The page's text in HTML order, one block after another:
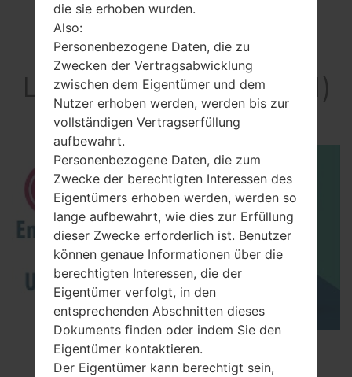
Video
LGX210JM(LMX210JM)
akaLG K9
How to Enable Developer Options & USB
Debugging on LG ?
die sie erhoben wurden.
Also:
Personenbezogene Daten, die zu
Zwecken der Vertragsabwicklung
zwischen dem Eigentümer und dem
Nutzer erhoben werden, werden bis zur
vollständigen Vertragserfüllung
aufbewahrt.
Personenbezogene Daten, die zum
Zwecke der berechtigten Interessen des
Eigentümers erhoben werden, werden so
lange aufbewahrt, wie dies zur Erfüllung
dieser Zwecke erforderlich ist. Benutzer
können genaue Informationen über die
berechtigten Interessen, die der
Eigentümer verfolgt, in den
entsprechenden Abschnitten dieses
Dokuments finden oder indem Sie den
Eigentümer kontaktieren.
Der Eigentümer kann berechtigt sein,